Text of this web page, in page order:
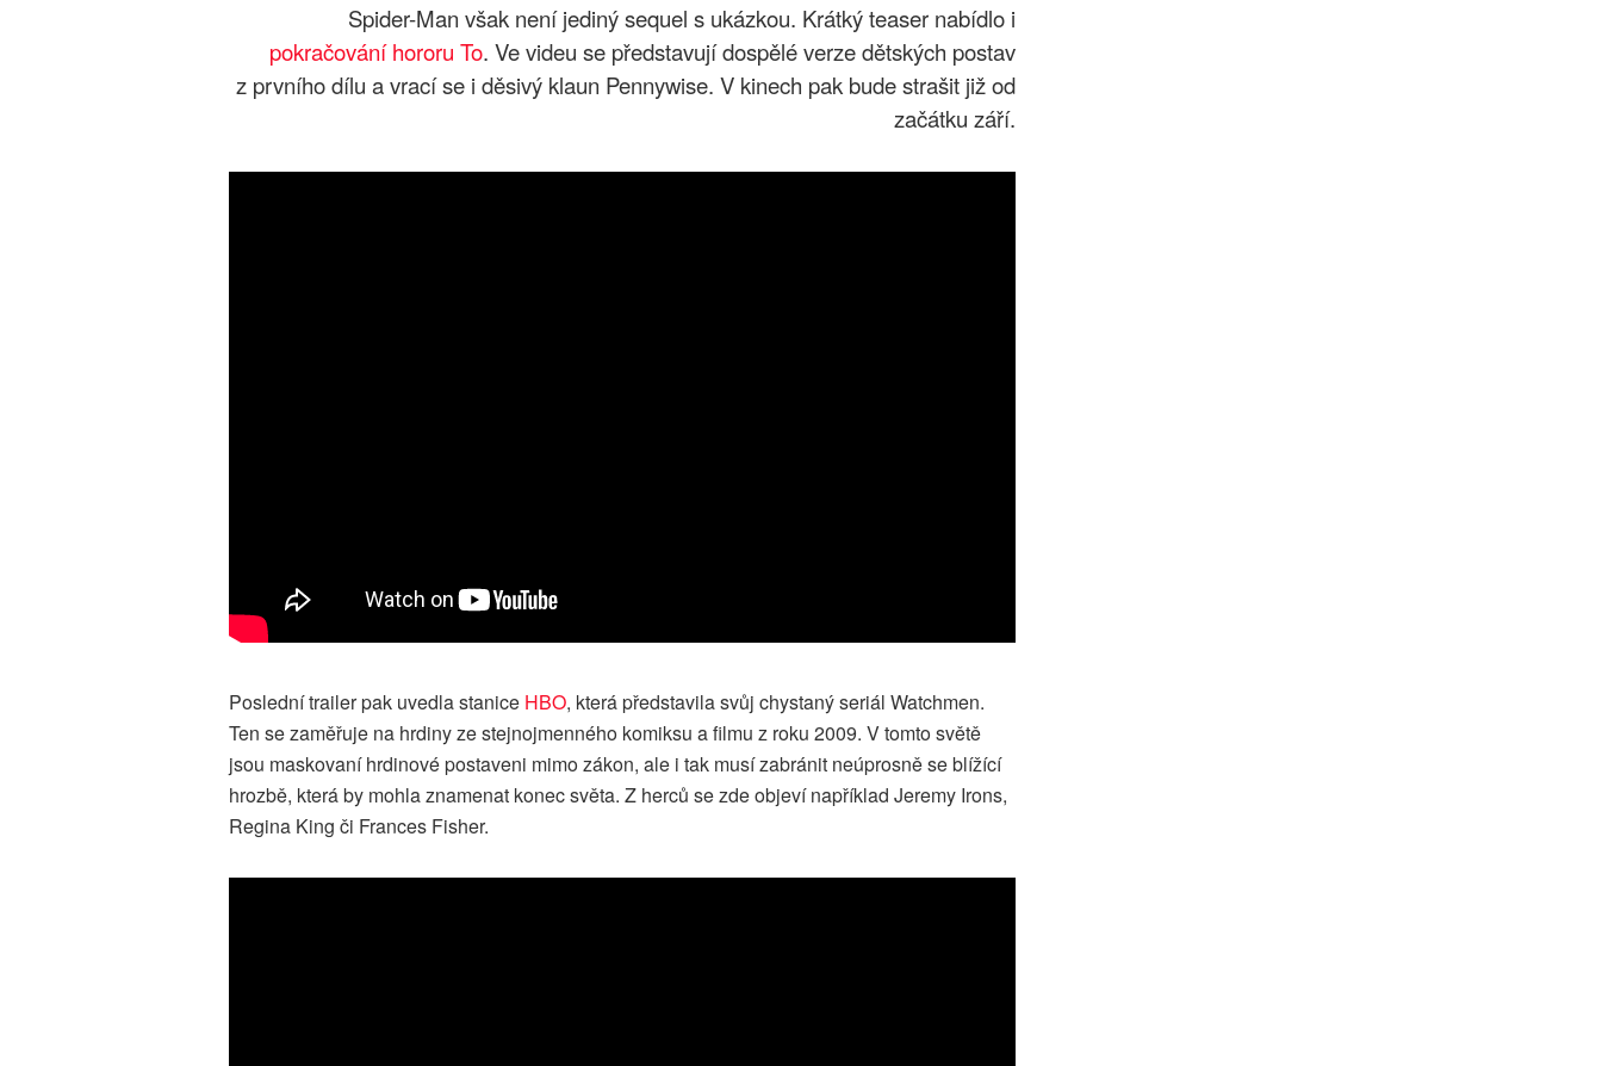
Spider-Man však není jediný sequel s ukázkou. Krátký teaser nabídlo i
pokračování hororu To. Ve videu se představují dospělé verze dětských postav
z prvního dílu a vrací se i děsivý klaun Pennywise. V kinech pak bude strašit již od
začátku září.
Poslední trailer pak uvedla stanice HBO, která představila svůj chystaný seriál Watchmen.
Ten se zaměřuje na hrdiny ze stejnojmenného komiksu a filmu z roku 2009. V tomto světě
jsou maskovaní hrdinové postaveni mimo zákon, ale i tak musí zabránit neúprosně se blížící
hrozbě, která by mohla znamenat konec světa. Z herců se zde objeví například Jeremy Irons,
Regina King či Frances Fisher.